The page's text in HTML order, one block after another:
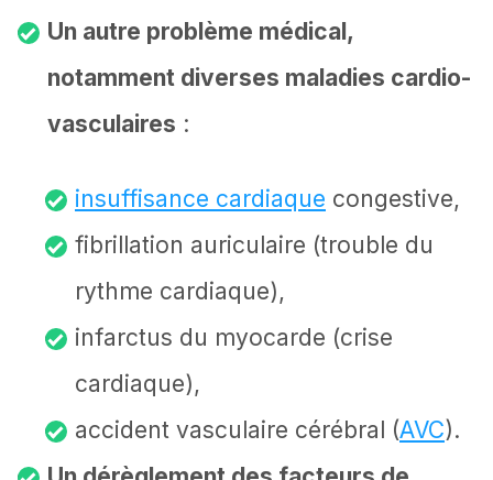
Un autre problème médical,
notamment diverses maladies cardio-
vasculaires :
insuffisance cardiaque congestive,
fibrillation auriculaire (trouble du
rythme cardiaque),
infarctus du myocarde (crise
cardiaque),
accident vasculaire cérébral (AVC).